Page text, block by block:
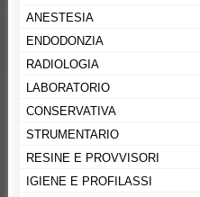
ANESTESIA
ENDODONZIA
RADIOLOGIA
LABORATORIO
CONSERVATIVA
STRUMENTARIO
RESINE E PROVVISORI
IGIENE E PROFILASSI